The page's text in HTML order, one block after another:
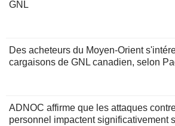
GNL
Des acheteurs du Moyen-Orient
cargaisons de GNL canadien, selon
ADNOC affirme que les attaques
personnel impactent significativement